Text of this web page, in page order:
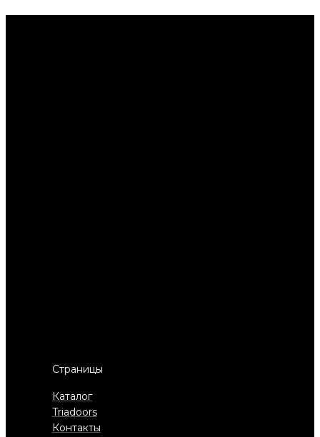
Страницы
Каталог
Triadoors
Контакты